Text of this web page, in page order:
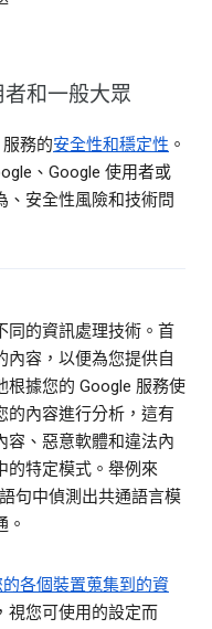
和一般大眾
務的安全性和穩定性 。
、Google 使用者或
、安全性風險和技術問
同的資訊處理技術。首
內容，以便為您提供自
根據您的 Google 服務使
的內容進行分析，這有
容、惡意軟體和違法內
的特定模式。舉例來
句中偵測出共通語言模
。
各個裝置蒐集到的資
視您可使用的設定而